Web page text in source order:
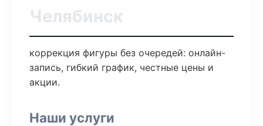
Челябинск
коррекция фигуры без очередей: онлайн-
запись, гибкий график, честные цены и
акции.
Наши услуги